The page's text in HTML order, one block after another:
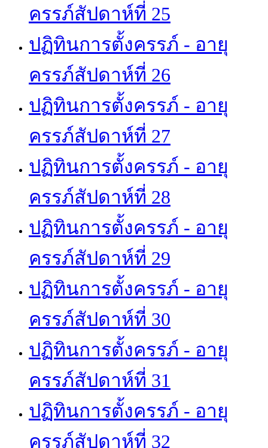
ครรภ์สัปดาห์ที่ 25
ปฏิทินการตั้งครรภ์ - อายุ
ครรภ์สัปดาห์ที่ 26
ปฏิทินการตั้งครรภ์ - อายุ
ครรภ์สัปดาห์ที่ 27
ปฏิทินการตั้งครรภ์ - อายุ
ครรภ์สัปดาห์ที่ 28
ปฏิทินการตั้งครรภ์ - อายุ
ครรภ์สัปดาห์ที่ 29
ปฏิทินการตั้งครรภ์ - อายุ
ครรภ์สัปดาห์ที่ 30
ปฏิทินการตั้งครรภ์ - อายุ
ครรภ์สัปดาห์ที่ 31
ปฏิทินการตั้งครรภ์ - อายุ
ครรภ์สัปดาห์ที่ 32